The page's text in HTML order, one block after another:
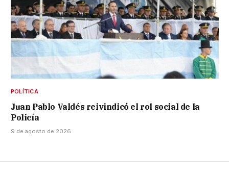
POLÍTICA
Juan Pablo Valdés reivindicó el rol social de la
Policía
9 de agosto de 2026